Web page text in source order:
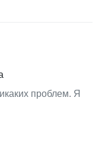
проблем. Я